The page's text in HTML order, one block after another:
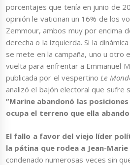
porcentajes que tenía en junio de
opinión le vaticinan un 16% de los
Zemmour, ambos muy por encima
derecha o la izquierda. Si la
se mete en la campaña, uno u otro
vuelta para enfrentar a Emmanuel
publicada por el vespertinoLe
analizó el bajón electoral que sufre
”Marine abandonó las
ocupa el terreno que ella
El fallo a favor del viejo líder
la pátina que rodea a Jean-Marie
condenado numerosas veces sin